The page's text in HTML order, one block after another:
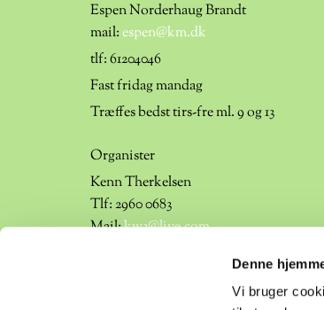
Denne
Vi bruger
Espen Norderhaug Brandt
mail:espen@km.dk
tlf: 61204046
Fast fridag mandag
Træffes bedst tirs-fre ml. 9 og 13
Organister
Kenn Therkelsen
Tlf: 2960 0683
Mail:kw3@live.com